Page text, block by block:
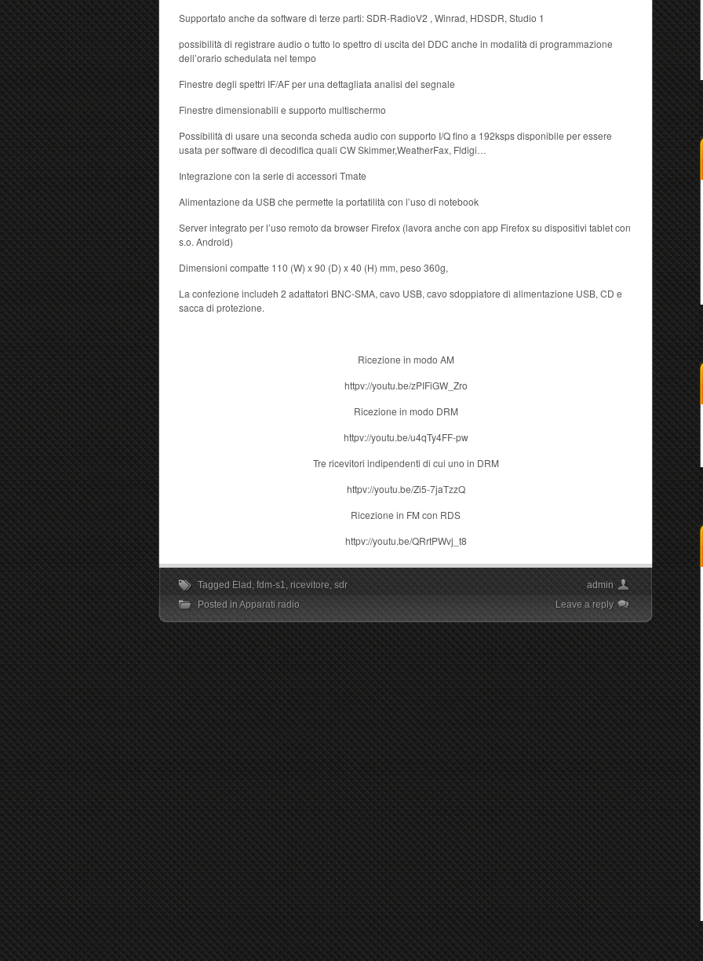
Supportato anche da software di terze parti: SDR-RadioV2 , Winrad, HDSDR, Studio 1
possibilità di registrare audio o tutto lo spettro di uscita del DDC anche in modalità di programmazione
dell’orario schedulata nel tempo
Finestre degli spettri IF/AF per una dettagliata analisi del segnale
Finestre dimensionabili e supporto multischermo
Possibilità di usare una seconda scheda audio con supporto I/Q fino a 192ksps disponibile per essere
usata per software di decodifica quali CW Skimmer,WeatherFax, Fldigi…
Integrazione con la serie di accessori Tmate
Alimentazione da USB che permette la portatilità con l’uso di notebook
Server integrato per l’uso remoto da browser Firefox (lavora anche con app Firefox su dispositivi tablet con
s.o. Android)
Dimensioni compatte 110 (W) x 90 (D) x 40 (H) mm, peso 360g,
La confezione includeh 2 adattatori BNC-SMA, cavo USB, cavo sdoppiatore di alimentazione USB, CD e
sacca di protezione.
Ricezione in modo AM
httpv://youtu.be/zPIFiGW_Zro
Ricezione in modo DRM
httpv://youtu.be/u4qTy4FF-pw
Tre ricevitori indipendenti di cui uno in DRM
httpv://youtu.be/Zi5-7jaTzzQ
Ricezione in FM con RDS
httpv://youtu.be/QRrtPWvj_t8
Tagged Elad , fdm-s1, ricevitore, sdr
Posted in Apparati radio
admin
Leave a reply